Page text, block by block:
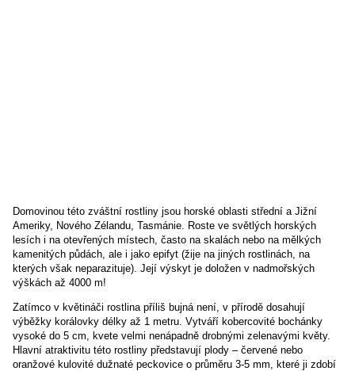
Domovinou této zváštní rostliny jsou horské oblasti střední a Jižní
Ameriky, Nového Zélandu, Tasmánie. Roste ve světlých horských
lesích i na otevřených místech, často na skalách nebo na mělkých
kamenitých půdách, ale i jako epifyt (žije na jiných rostlinách, na
kterých však neparazituje). Její výskyt je doložen v nadmořských
výškách až 4000 m!
Zatímco v květináči rostlina příliš bujná není, v přírodě dosahují
výběžky korálovky délky až 1 metru. Vytváří kobercovité bochánky
vysoké do 5 cm, kvete velmi nenápadně drobnými zelenavými květy.
Hlavní atraktivitu této rostliny představují plody – červené nebo
oranžové kulovité dužnaté peckovice o průměru 3-5 mm, které ji zdobí